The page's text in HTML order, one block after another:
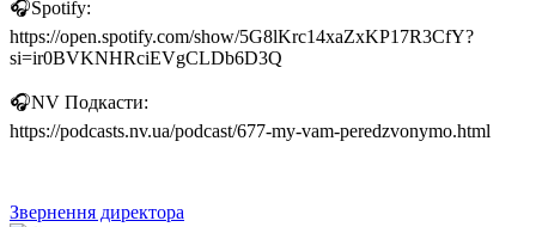
🎧Spotify:
https://open.spotify.com/show/5G8lKrc14xaZxKP17R3CfY?
si=ir0BVKNHRciEVgCLDb6D3Q
🎧NV Подкасти:
https://podcasts.nv.ua/podcast/677-my-vam-peredzvonymo.html
Звернення директора